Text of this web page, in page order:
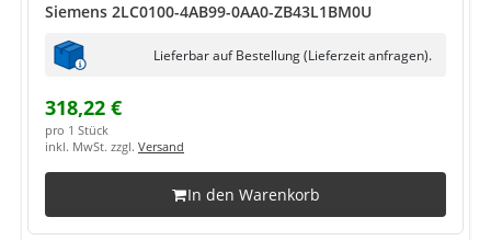
Siemens 2LC0100-4AB99-0AA0-ZB43L1BM0U
Lieferbar auf Bestellung (Lieferzeit anfragen).
318,22 €
pro 1 Stück
inkl. MwSt. zzgl. Versand
In den Warenkorb